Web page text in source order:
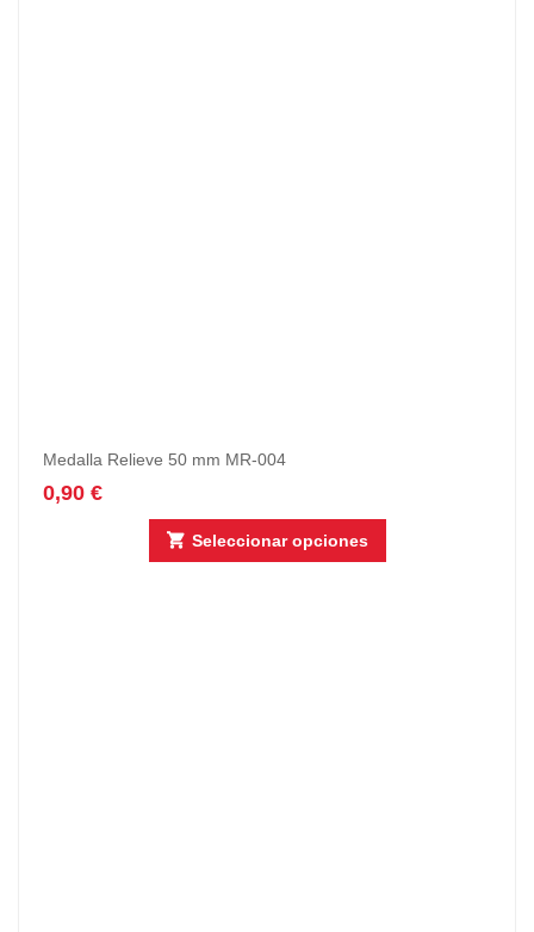
Medalla Relieve 50 mm MR-004
0,90 €
Seleccionar opciones